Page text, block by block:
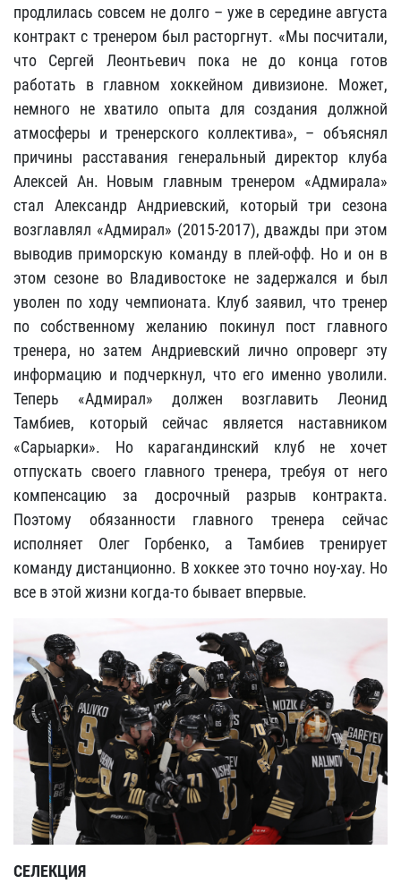
продлилась совсем не долго – уже в середине августа
контракт с тренером был расторгнут. «Мы посчитали,
что Сергей Леонтьевич пока не до конца готов
работать в главном хоккейном дивизионе. Может,
немного не хватило опыта для создания должной
атмосферы и тренерского коллектива», – объяснял
причины расставания генеральный директор клуба
Алексей Ан. Новым главным тренером «Адмирала»
стал Александр Андриевский, который три сезона
возглавлял «Адмирал» (2015-2017), дважды при этом
выводив приморскую команду в плей-офф. Но и он в
этом сезоне во Владивостоке не задержался и был
уволен по ходу чемпионата. Клуб заявил, что тренер
по собственному желанию покинул пост главного
тренера, но затем Андриевский лично опроверг эту
информацию и подчеркнул, что его именно уволили.
Теперь «Адмирал» должен возглавить Леонид
Тамбиев, который сейчас является наставником
«Сарыарки». Но карагандинский клуб не хочет
отпускать своего главного тренера, требуя от него
компенсацию за досрочный разрыв контракта.
Поэтому обязанности главного тренера сейчас
исполняет Олег Горбенко, а Тамбиев тренирует
команду дистанционно. В хоккее это точно ноу-хау. Но
все в этой жизни когда-то бывает впервые.
СЕЛЕКЦИЯ